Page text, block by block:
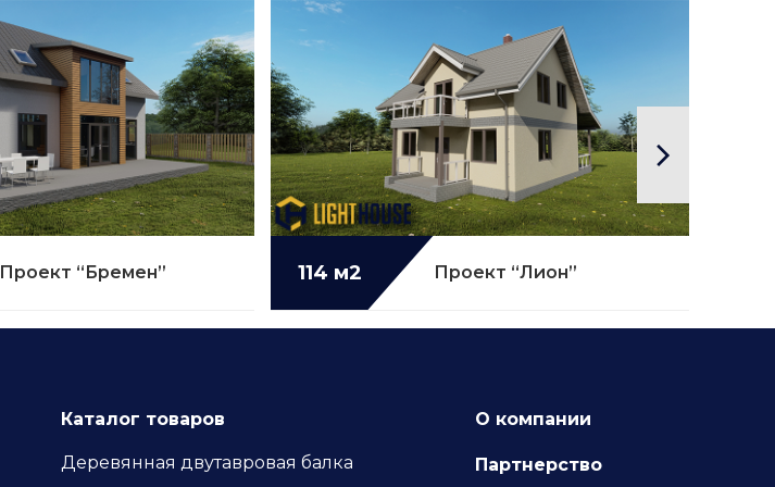
Проект “Бремен”
Подробнее... 114 м2 Проект “Лион”
Подробнее...
Каталог товаров
Деревянная двутавровая балка
О компании
Партнерство